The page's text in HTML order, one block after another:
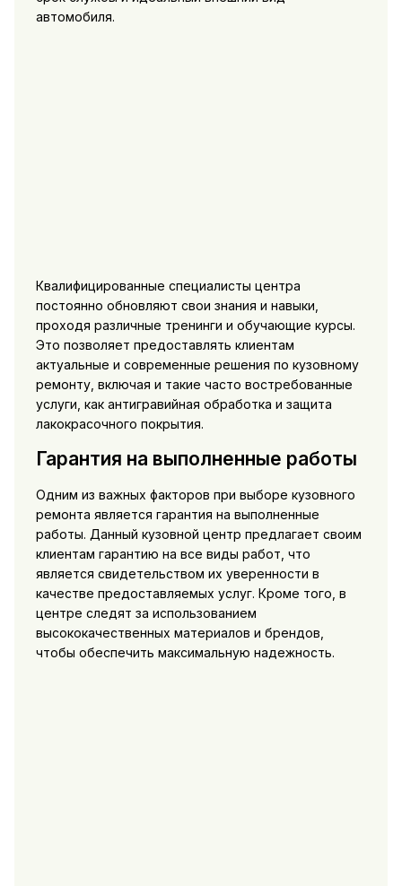
автомобиля.
Квалифицированные специалисты центра
постоянно обновляют свои знания и навыки,
проходя различные тренинги и обучающие курсы.
Это позволяет предоставлять клиентам
актуальные и современные решения по кузовному
ремонту, включая и такие часто востребованные
услуги, как антигравийная обработка и защита
лакокрасочного покрытия.
Гарантия на выполненные работы
Одним из важных факторов при выборе кузовного
ремонта является гарантия на выполненные
работы. Данный кузовной центр предлагает своим
клиентам гарантию на все виды работ, что
является свидетельством их уверенности в
качестве предоставляемых услуг. Кроме того, в
центре следят за использованием
высококачественных материалов и брендов,
чтобы обеспечить максимальную надежность.